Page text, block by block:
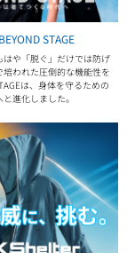
STAGE
はや「脱ぐ」だけでは防げ
培われた圧倒的な機能性を
は、身体を守るための
と進化しました。